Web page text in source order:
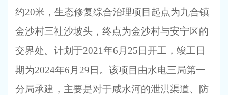
约20米，生态修复综合治理项目起点为九合镇
金沙村三社沙坡头，终点为金沙村与安宁区的
交界处。计划于2021年6月25日开工，竣工日
期为2024年6月29日。该项目由水电三局第一
分局承建，主要是对于咸水河的泄洪渠道、防